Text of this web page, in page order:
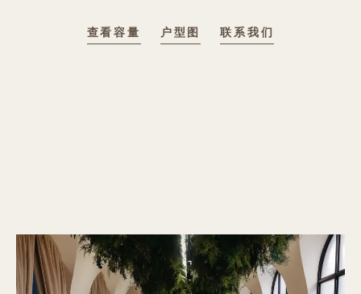
查看容量 户型图 联系我们